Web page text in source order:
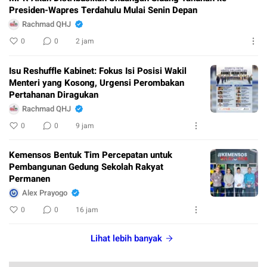
Presiden-Wapres Terdahulu Mulai Senin Depan
Rachmad QHJ
0 0 2 jam
Isu Reshuffle Kabinet: Fokus Isi Posisi Wakil
Menteri yang Kosong, Urgensi Perombakan
Pertahanan Diragukan
Rachmad QHJ
0 0 9 jam
Kemensos Bentuk Tim Percepatan untuk
Pembangunan Gedung Sekolah Rakyat
Permanen
Alex Prayogo
0 0 16 jam
Lihat lebih banyak